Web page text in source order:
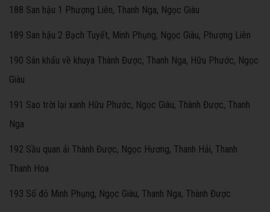
188 San hậu 1 Phượng Liên, Thanh Nga, Ngọc Giàu
189 San hậu 2 Bạch Tuyết, Minh Phụng, Ngọc Giàu, Phượng Liên
190 Sân khấu về khuya Thành Được, Thanh Nga, Hữu Phước, Ngọc
Giàu
191 Sao trời lại xanh Hữu Phước, Ngọc Giàu, Thành Được, Thanh
Nga
192 Sầu quan ải Thành Được, Ngọc Hương, Thanh Hải, Thanh
Thanh Hoa
193 Số đỏ Minh Phụng, Ngọc Giàu, Thanh Nga, Thành Được